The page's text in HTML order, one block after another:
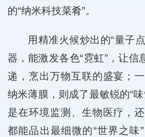
的“纳米科技菜肴”。
用精准火候炒出的“量子
器，能激发各色“霓虹”，让信
递，烹出万物互联的盛宴；
纳米薄膜，则成了最敏锐的“
是在环境监测、生物医疗，
都能品出最细微的“世界之味